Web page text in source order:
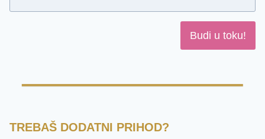
Budi u toku!
TREBAŠ DODATNI PRIHOD?